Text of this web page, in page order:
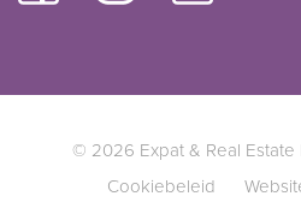
© 2026 Expat & Real Estate
Cookiebeleid